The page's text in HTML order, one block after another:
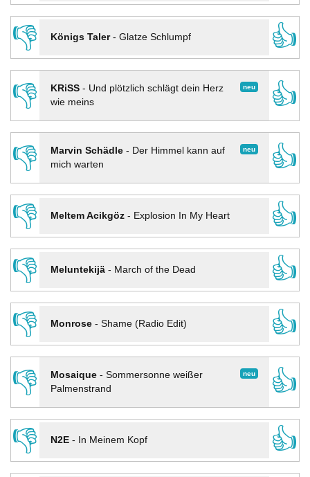
👎
Königs Taler- Glatze Schlumpf
👍
👎
neu
KRiSS- Und plötzlich schlägt dein Herz
wie meins
👍
👎 neu
Marvin Schädle- Der Himmel kann auf
mich warten
👍
👎
Meltem Acikgöz- Explosion In My Heart
👍
👎
Meluntekijä- March of the Dead
👍
👎
Monrose- Shame (Radio Edit)
👍
👎
neu
Mosaique- Sommersonne weißer
Palmenstrand
👍
👎
N2E- In Meinem Kopf
👍